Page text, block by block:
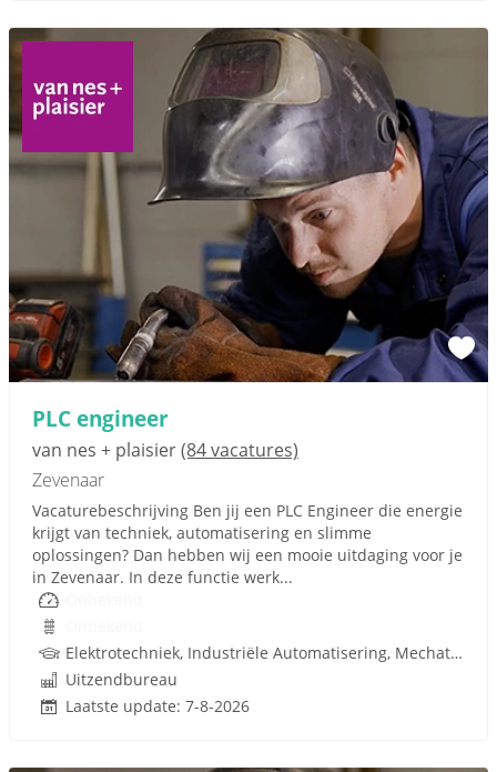
PLC engineer
van nes + plaisier(84 vacatures)
Zevenaar
Vacaturebeschrijving Ben jij een PLC Engineer die energie
krijgt van techniek, automatisering en slimme
oplossingen? Dan hebben wij een mooie uitdaging voor je
in Zevenaar. In deze functie werk...
Elektrotechniek, Industriële Automatisering, Mechatronica, PLC, Techniek
Uitzendbureau
Laatste update: 7-8-2026